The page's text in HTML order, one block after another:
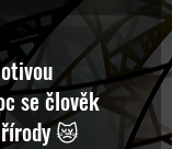
se člověk
😿